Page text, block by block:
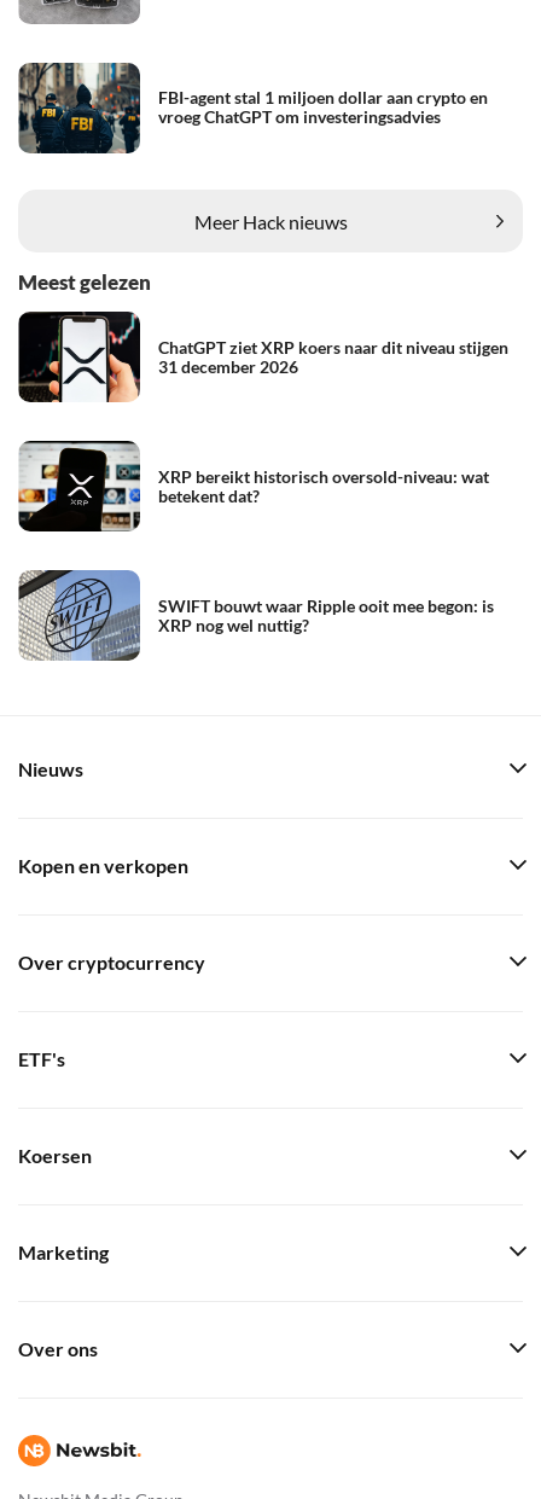
FBI-agent stal 1 miljoen dollar aan crypto en
vroeg ChatGPT om investeringsadvies
Meer Hack nieuws
Meest gelezen
ChatGPT ziet XRP koers naar dit niveau stijgen
31 december 2026
XRP bereikt historisch oversold-niveau: wat
betekent dat?
SWIFT bouwt waar Ripple ooit mee begon: is
XRP nog wel nuttig?
Nieuws
Kopen en verkopen
Over cryptocurrency
ETF's
Koersen
Marketing
Over ons